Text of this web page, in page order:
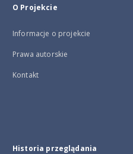
O Projekcie
Informacje o projekcie
Prawa autorskie
Kontakt
Historia przeglądania